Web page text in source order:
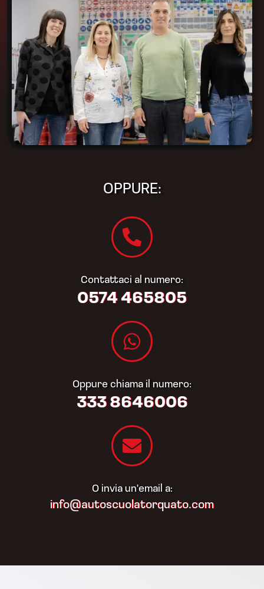
OPPURE:
Contattaci al numero:
0574 465805​
Oppure chiama il numero:
333 8646006
O invia un'email a:
info@autoscuolatorquato.com